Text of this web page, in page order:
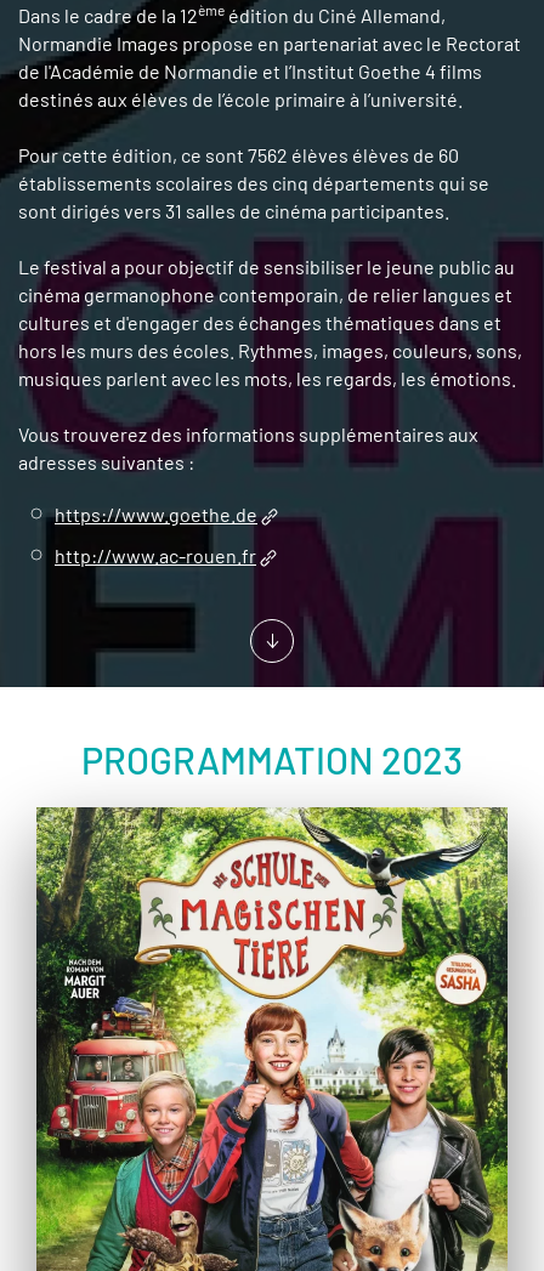
Dans le cadre de la 12ème édition du Ciné Allemand,
Normandie Images propose en partenariat avec le Rectorat
de l'Académie de Normandie et l’Institut Goethe 4 films
destinés aux élèves de l’école primaire à l’université.
Pour cette édition, ce sont 7562 élèves élèves de 60
établissements scolaires des cinq départements qui se
sont dirigés vers 31 salles de cinéma participantes.
Le festival a pour objectif de sensibiliser le jeune public au
cinéma germanophone contemporain, de relier langues et
cultures et d'engager des échanges thématiques dans et
hors les murs des écoles. Rythmes, images, couleurs, sons,
musiques parlent avec les mots, les regards, les émotions.
Vous trouverez des informations supplémentaires aux
adresses suivantes :
https://www.goethe.de
http://www.ac-rouen.fr
PROGRAMMATION 2023